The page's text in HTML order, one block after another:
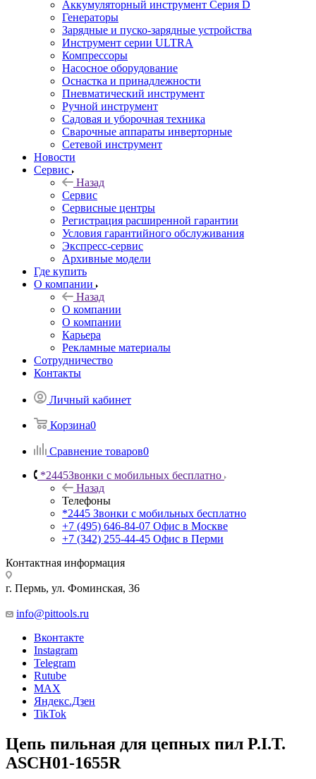
Аккумуляторный инструмент Серия D
Генераторы
Зарядные и пуско-зарядные устройства
Инструмент серии ULTRA
Компрессоры
Насосное оборудование
Оснастка и принадлежности
Пневматический инструмент
Ручной инструмент
Садовая и уборочная техника
Сварочные аппараты инверторные
Сетевой инструмент
Новости
Сервис
Назад
Сервис
Сервисные центры
Регистрация расширенной гарантии
Условия гарантийного обслуживания
Экспресс-сервис
Архивные модели
Где купить
О компании
Назад
О компании
О компании
Карьера
Рекламные материалы
Сотрудничество
Контакты
Личный кабинет
Корзина0
Сравнение товаров0
*2445Звонки с мобильных бесплатно
Назад
Телефоны
*2445 Звонки с мобильных бесплатно
+7 (495) 646-84-07 Офис в Москве
+7 (342) 255-44-45 Офис в Перми
Контактная информация
г. Пермь, ул. Фоминская, 36
info@pittools.ru
Вконтакте
Instagram
Telegram
Rutube
MAX
Яндекс.Дзен
TikTok
Цепь пильная для цепных пил P.I.T.
ASCH01-1655R